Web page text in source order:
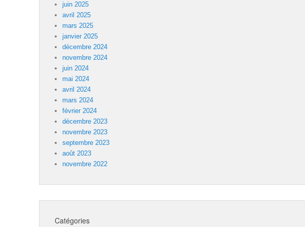
juin 2025
avril 2025
mars 2025
janvier 2025
décembre 2024
novembre 2024
juin 2024
mai 2024
avril 2024
mars 2024
février 2024
décembre 2023
novembre 2023
septembre 2023
août 2023
novembre 2022
Catégories